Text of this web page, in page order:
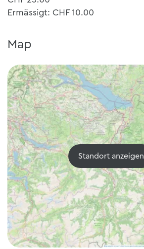
Ermässigt: CHF 10.00
Map
Standort anzeigen